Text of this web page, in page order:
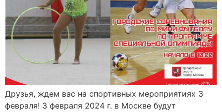
Друзья, ждем вас на спортивных мероприятиях 3
февраля! 3 февраля 2024 г. в Москве будут